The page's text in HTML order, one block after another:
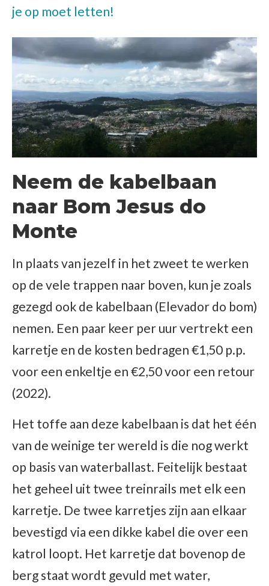
je op moet letten!
Neem de kabelbaan
naar Bom Jesus do
Monte
In plaats van jezelf in het zweet te werken
op de vele trappen naar boven, kun je zoals
gezegd ook de kabelbaan (Elevador do bom)
nemen. Een paar keer per uur vertrekt een
karretje en de kosten bedragen €1,50 p.p.
voor een enkeltje en €2,50 voor een retour
(2022).
Het toffe aan deze kabelbaan is dat het één
van de weinige ter wereld is die nog werkt
op basis van waterballast. Feitelijk bestaat
het geheel uit twee treinrails met elk een
karretje. De twee karretjes zijn aan elkaar
bevestigd via een dikke kabel die over een
katrol loopt. Het karretje dat bovenop de
berg staat wordt gevuld met water,